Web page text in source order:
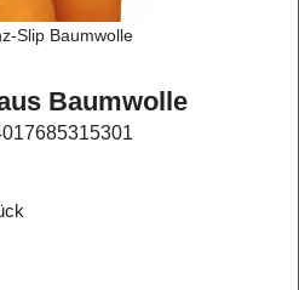
Slip Baumwolle
Baumwolle